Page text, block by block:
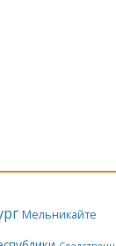
Мельникайте